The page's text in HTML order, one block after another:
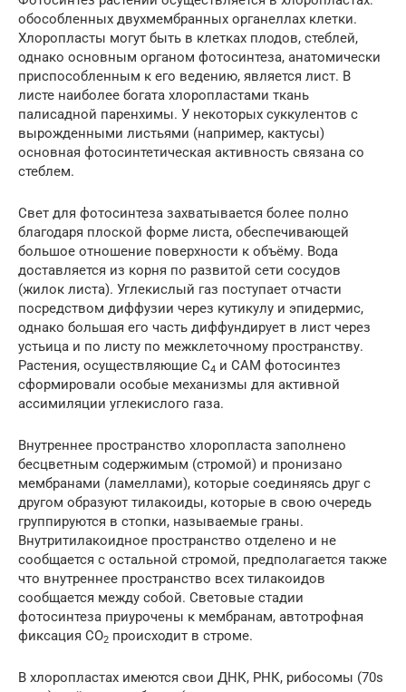
обособленных двухмембранных органеллах клетки.
Хлоропласты могут быть в клетках плодов, стеблей,
однако основным органом фотосинтеза, анатомически
приспособленным к его ведению, является лист. В
листе наиболее богата хлоропластами ткань
палисадной паренхимы. У некоторых суккулентов с
вырожденными листьями (например, кактусы)
основная фотосинтетическая активность связана со
стеблем.
Свет для фотосинтеза захватывается более полно
благодаря плоской форме листа, обеспечивающей
большое отношение поверхности к объёму. Вода
доставляется из корня по развитой сети сосудов
(жилок листа). Углекислый газ поступает отчасти
посредством диффузии через кутикулу и эпидермис,
однако большая его часть диффундирует в лист через
устьица и по листу по межклеточному пространству.
Растения, осуществляющие С4 и CAM фотосинтез
сформировали особые механизмы для активной
ассимиляции углекислого газа.
Внутреннее пространство хлоропласта заполнено
бесцветным содержимым (стромой) и пронизано
мембранами (ламеллами), которые соединяясь друг с
другом образуют тилакоиды, которые в свою очередь
группируются в стопки, называемые граны.
Внутритилакоидное пространство отделено и не
сообщается с остальной стромой, предполагается также
что внутреннее пространство всех тилакоидов
сообщается между собой. Световые стадии
фотосинтеза приурочены к мембранам, автотрофная
фиксация CO2 происходит в строме.
В хлоропластах имеются свои ДНК, РНК, рибосомы (70s